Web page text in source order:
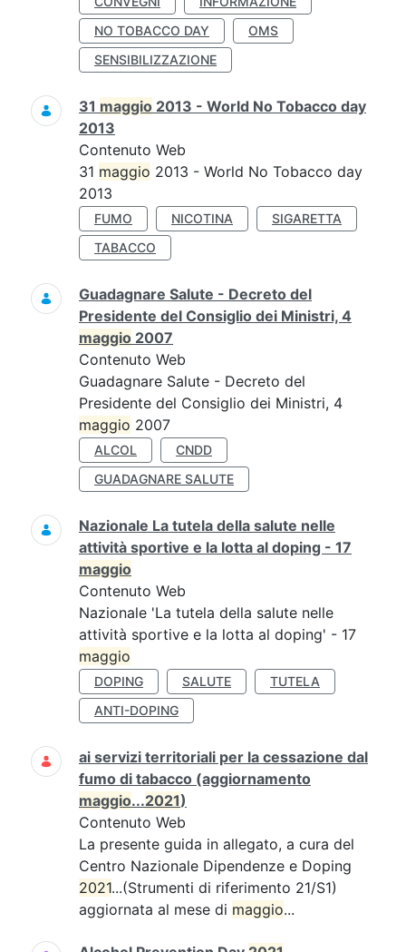
NO TOBACCO DAY
OMS
SENSIBILIZZAZIONE
31 maggio 2013 - World No Tobacco day
2013
Contenuto Web
31 maggio 2013 - World No Tobacco day
2013
FUMO NICOTINA
SIGARETTA
TABACCO
Guadagnare Salute - Decreto del
Presidente del Consiglio dei Ministri, 4
maggio 2007
Contenuto Web
Guadagnare Salute - Decreto del
Presidente del Consiglio dei Ministri, 4
maggio 2007
ALCOL
CNDD
GUADAGNARE SALUTE
Nazionale La tutela della salute nelle
attività sportive e la lotta al doping - 17
maggio
Contenuto Web
Nazionale 'La tutela della salute nelle
attività sportive e la lotta al doping' - 17
maggio
DOPING SALUTE
TUTELA
ANTI-DOPING
ai servizi territoriali per la cessazione dal
fumo di tabacco (aggiornamento
maggio...2021)
Contenuto Web
La presente guida in allegato, a cura del
Centro Nazionale Dipendenze e Doping
2021...(Strumenti di riferimento 21/S1)
aggiornata al mese di maggio...